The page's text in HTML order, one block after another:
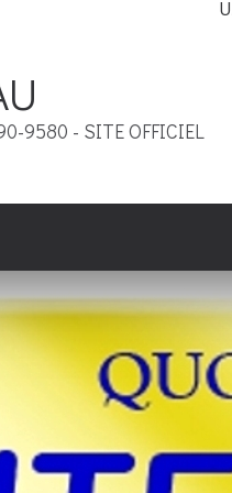
9580 - SITE OFFICIEL